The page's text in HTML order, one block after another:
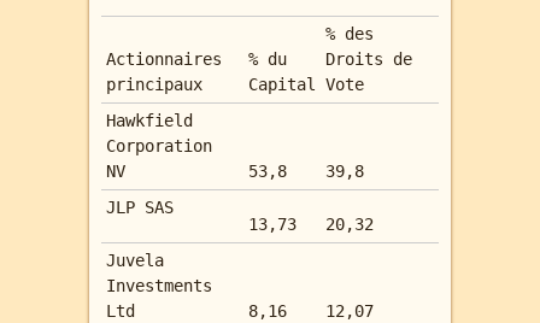
Actionnaires
principaux
% du
Capital
% des
Droits de
Vote
Hawkfield
Corporation
NV
53,8
39,8
JLP SAS
13,73
20,32
Juvela
Investments
Ltd
8,16
12,07